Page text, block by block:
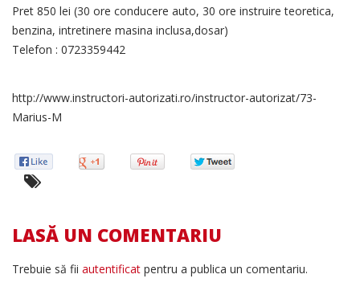
Pret 850 lei (30 ore conducere auto, 30 ore instruire teoretica,
benzina, intretinere masina inclusa,dosar)
Telefon : 0723359442
http://www.instructori-autorizati.ro/instructor-autorizat/73-
Marius-M
LASĂ UN COMENTARIU
Trebuie să fii autentificat pentru a publica un comentariu.